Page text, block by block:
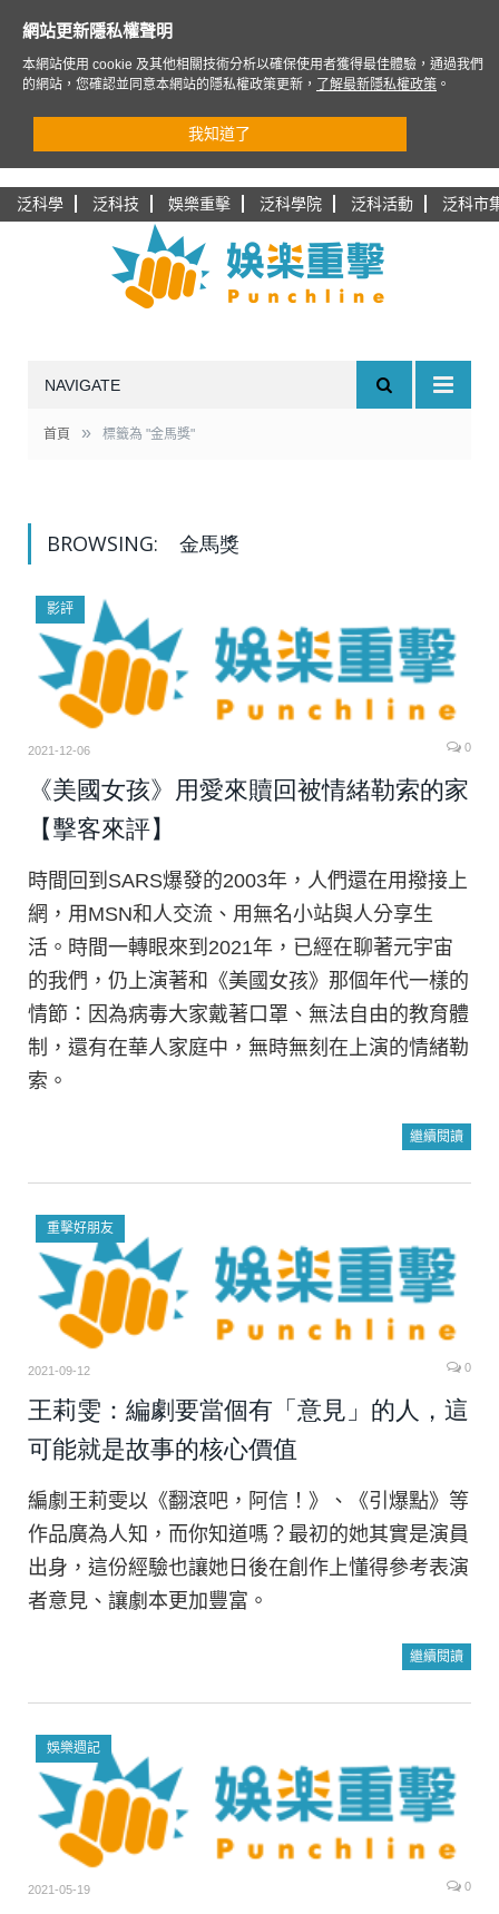
泛科學 泛科技 娛樂重擊 泛科學院 泛科活動 泛科市
NAVIGATE
首頁 » 標籤為 "金馬獎"
BROWSING: 金馬獎
影評
2021-12-06 0
《美國女孩》用愛來贖回被情緒勒索的家
【擊客來評】
時間回到SARS爆發的2003年，人們還在用撥接上
網，用MSN和人交流、用無名小站與人分享生
活。時間一轉眼來到2021年，已經在聊著元宇宙
的我們，仍上演著和《美國女孩》那個年代一樣的
情節：因為病毒大家戴著口罩、無法自由的教育體
制，還有在華人家庭中，無時無刻在上演的情緒勒
索。
繼續閱讀
重擊好朋友
2021-09-12 0
王莉雯：編劇要當個有「意見」的人，這
可能就是故事的核心價值
編劇王莉雯以《翻滾吧，阿信！》、《引爆點》等
作品廣為人知，而你知道嗎？最初的她其實是演員
出身，這份經驗也讓她日後在創作上懂得參考表演
者意見、讓劇本更加豐富。
繼續閱讀
娛樂週記
2021-05-19 0
網站更新隱私權聲明
本網站使用 cookie 及其他相關技術分析以確保使用者獲得最佳體驗，通過我們
的網站，您確認並同意本網站的隱私權政策更新，
了解最新隱私權政策 。
我知道了